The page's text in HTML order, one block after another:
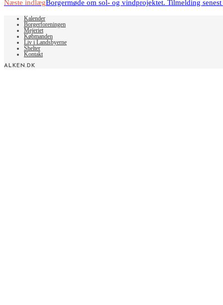
more
articles
Næste indlægBorgermøde om sol- og vindprojektet. Tilmelding
Kalender
Borgerforeningen
Mejeriet
Købmanden
Liv i Landsbyerne
Shelter
Kontakt
ALKEN.DK